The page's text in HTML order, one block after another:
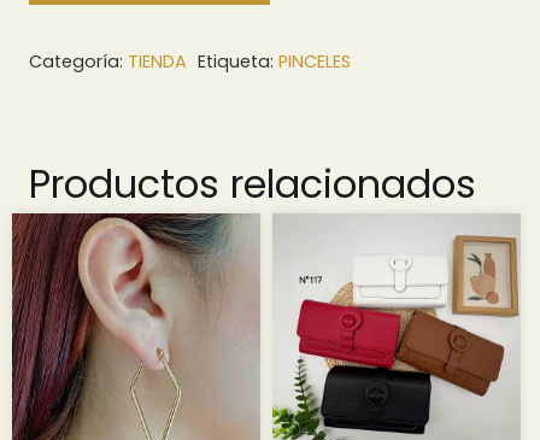
Categoría: TIENDA Etiqueta: PINCELES
Productos relacionados